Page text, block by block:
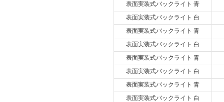
表面実装式バックライト 青
表面実装式バックライト 白
表面実装式バックライト 青
表面実装式バックライト 白
表面実装式バックライト 青
表面実装式バックライト 白
表面実装式バックライト 青
表面実装式バックライト 白